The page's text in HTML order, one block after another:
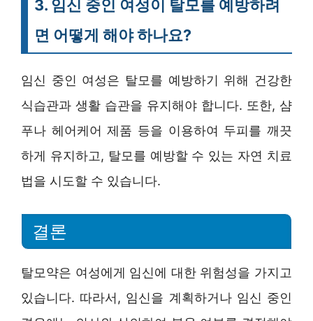
3. 임신 중인 여성이 탈모를 예방하려
면 어떻게 해야 하나요?
임신 중인 여성은 탈모를 예방하기 위해 건강한
식습관과 생활 습관을 유지해야 합니다. 또한, 샴
푸나 헤어케어 제품 등을 이용하여 두피를 깨끗
하게 유지하고, 탈모를 예방할 수 있는 자연 치료
법을 시도할 수 있습니다.
결론
탈모약은 여성에게 임신에 대한 위험성을 가지고
있습니다. 따라서, 임신을 계획하거나 임신 중인